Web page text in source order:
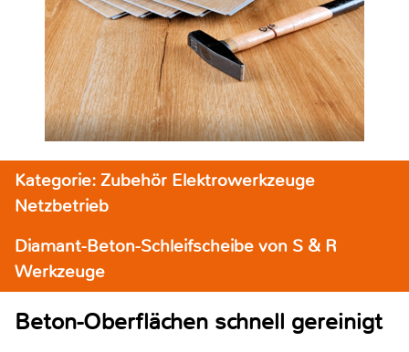
Kategorie: Zubehör Elektrowerkzeuge
Netzbetrieb
Diamant-Beton-Schleifscheibe von S & R
Werkzeuge
Beton-Oberflächen schnell gereinigt